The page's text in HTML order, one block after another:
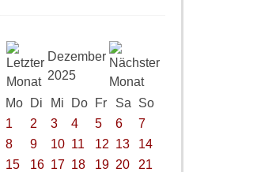
Dezember
2025
Mo Di Mi Do Fr Sa
So
1
2 3 4 5 6
7
8
9 10 11 12 13
14
15
16 17 18 19 20
21